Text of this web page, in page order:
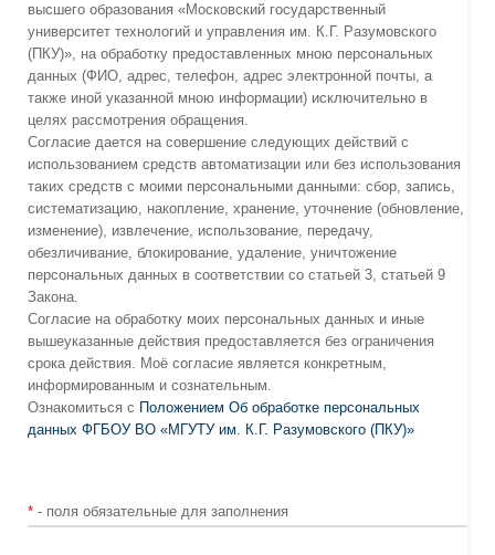
высшего образования «Московский государственный
университет технологий и управления им. К.Г. Разумовского
(ПКУ)», на обработку предоставленных мною персональных
данных (ФИО, адрес, телефон, адрес электронной почты, а
также иной указанной мною информации) исключительно в
целях рассмотрения обращения.
Согласие дается на совершение следующих действий с
использованием средств автоматизации или без использования
таких средств с моими персональными данными: сбор, запись,
систематизацию, накопление, хранение, уточнение (обновление,
изменение), извлечение, использование, передачу,
обезличивание, блокирование, удаление, уничтожение
персональных данных в соответствии со статьей 3, статьей 9
Закона.
Согласие на обработку моих персональных данных и иные
вышеуказанные действия предоставляется без ограничения
срока действия. Моё согласие является конкретным,
информированным и сознательным.
Ознакомиться с Положением Об обработке персональных
данных ФГБОУ ВО «МГУТУ им. К.Г. Разумовского (ПКУ)»
* - поля обязательные для заполнения